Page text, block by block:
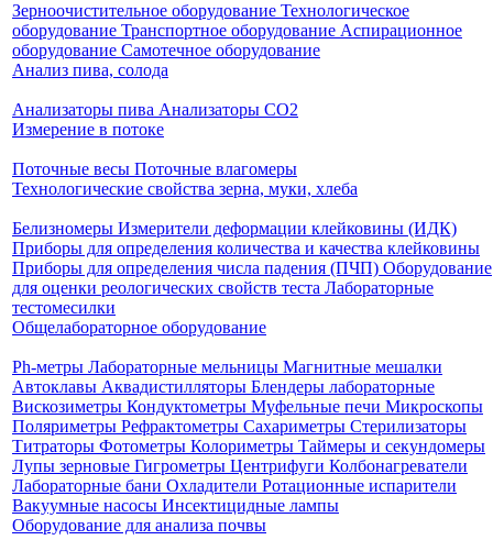
Зерноочистительное оборудование Технологическое
оборудование Транспортное оборудование Аспирационное
оборудование Самотечное оборудование
Анализ пива, солода
Анализаторы пива Анализаторы СО2
Измерение в потоке
Поточные весы Поточные влагомеры
Технологические свойства зерна, муки, хлеба
Белизномеры Измерители деформации клейковины (ИДК)
Приборы для определения количества и качества клейковины
Приборы для определения числа падения (ПЧП) Оборудование
для оценки реологических свойств теста Лабораторные
тестомесилки
Общелабораторное оборудование
Ph-метры Лабораторные мельницы Магнитные мешалки
Автоклавы Аквадистилляторы Блендеры лабораторные
Вискозиметры Кондуктометры Муфельные печи Микроскопы
Поляриметры Рефрактометры Сахариметры Стерилизаторы
Титраторы Фотометры Колориметры Таймеры и секундомеры
Лупы зерновые Гигрометры Центрифуги Колбонагреватели
Лабораторные бани Охладители Ротационные испарители
Вакуумные насосы Инсектицидные лампы
Оборудование для анализа почвы